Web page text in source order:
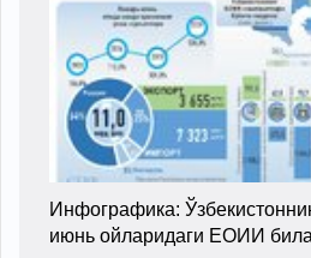
Инфографика:
июнь ойларидаги ЕОИИ